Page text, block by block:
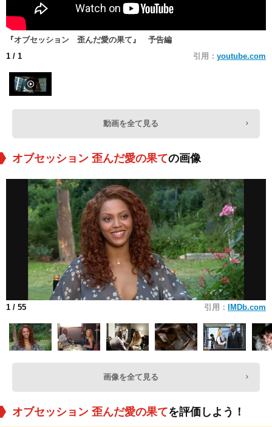
『オブセッション 歪んだ愛の果て』 予告編
1 / 1 引用： youtube.com
動画を全て見る
オブセッション 歪んだ愛の果ての画像
1 / 55 引用： IMDb.com
画像を全て見る
オブセッション 歪んだ愛の果てを評価しよう！